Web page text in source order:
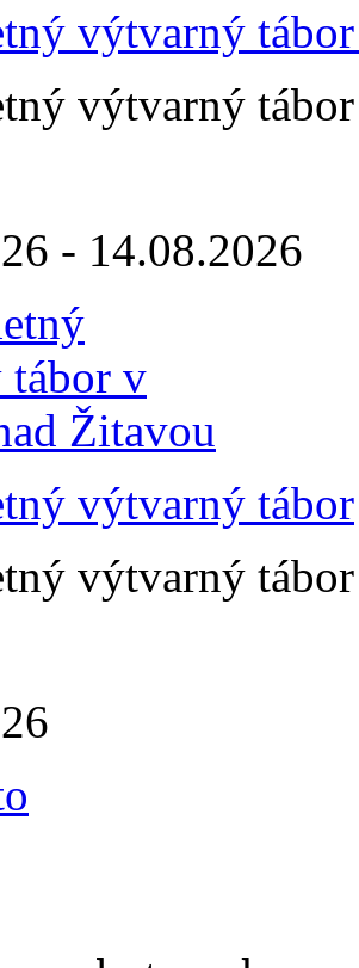
výtvarný
výtvarný
- 14.08.2026
výtvarný tábor
výtvarný tábor